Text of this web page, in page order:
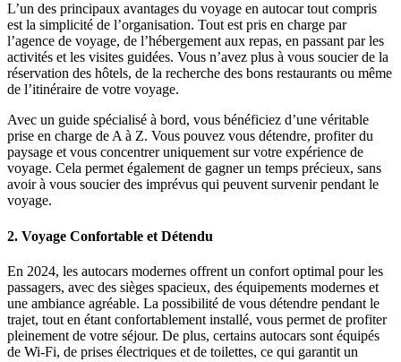
L’un des principaux avantages du voyage en autocar tout compris
est la simplicité de l’organisation. Tout est pris en charge par
l’agence de voyage, de l’hébergement aux repas, en passant par les
activités et les visites guidées. Vous n’avez plus à vous soucier de la
réservation des hôtels, de la recherche des bons restaurants ou même
de l’itinéraire de votre voyage.
Avec un guide spécialisé à bord, vous bénéficiez d’une véritable
prise en charge de A à Z. Vous pouvez vous détendre, profiter du
paysage et vous concentrer uniquement sur votre expérience de
voyage. Cela permet également de gagner un temps précieux, sans
avoir à vous soucier des imprévus qui peuvent survenir pendant le
voyage.
2. Voyage Confortable et Détendu
En 2024, les autocars modernes offrent un confort optimal pour les
passagers, avec des sièges spacieux, des équipements modernes et
une ambiance agréable. La possibilité de vous détendre pendant le
trajet, tout en étant confortablement installé, vous permet de profiter
pleinement de votre séjour. De plus, certains autocars sont équipés
de Wi-Fi, de prises électriques et de toilettes, ce qui garantit un